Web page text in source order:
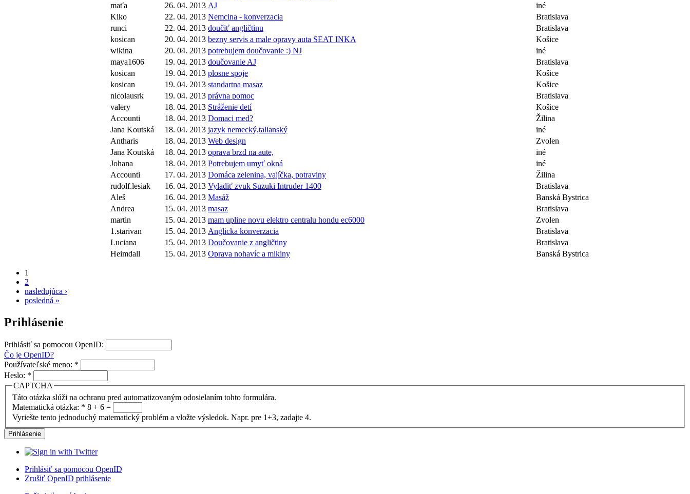
maťa
26. 04. 2013 AJ
iné
Kiko
22. 04. 2013 Nemcina - konverzacia
Bratislava
runci
22. 04. 2013 doučiť angličtinu
Bratislava
kosican
20. 04. 2013 bezny servis a male opravy auta SEAT INKA
Košice
wikina
20. 04. 2013 potrebujem doučovanie :) NJ
iné
maya1606
19. 04. 2013 doučovanie AJ
Bratislava
kosican
19. 04. 2013 plosne spoje
Košice
kosican
19. 04. 2013 standartna masaz
Košice
nicolausrk
19. 04. 2013 právna pomoc
Bratislava
valery
18. 04. 2013 Stráženie detí
Košice
Accounti
18. 04. 2013 Domaci med?
Žilina
Jana Koutská
18. 04. 2013 jazyk nemecký,talianský
iné
Antharis
18. 04. 2013 Web design
Zvolen
Jana Koutská
18. 04. 2013 oprava brzd na aute,
iné
Johana
18. 04. 2013 Potrebujem umyť okná
iné
Accounti
17. 04. 2013 Domáca zelenina, vajíčka, potraviny
Žilina
rudolf.lesiak
16. 04. 2013 Vyladiť zvuk Suzuki Intruder 1400
Bratislava
Aleš
16. 04. 2013 Masáž
Banská Bystrica
Andrea
15. 04. 2013 masaz
Bratislava
martin
15. 04. 2013 mam upline novu elektro centralu hondu ec6000
Zvolen
1.starivan
15. 04. 2013 Anglicka konverzacia
Bratislava
Luciana
15. 04. 2013 Doučovanie z angličtiny
Bratislava
Heimdall
15. 04. 2013 Oprava nohavíc a mikiny Banská Bystrica
1
2
nasledujúca ›
posledná »
Prihlásenie
Prihlásiť sa pomocou OpenID:
Čo je OpenID?
Používateľské meno: *
Heslo: *
CAPTCHA
Táto otázka slúži na ochranu pred automatizovaným odosielaním tohto formulára.
Matematická otázka: * 8 + 6 =
Vyriešte tento jednoduchý matematický problém a vložte výsledok. Napr. pre 1+3, zadajte 4.
Prihlásiť sa pomocou OpenID
Zrušiť OpenID prihlásenie